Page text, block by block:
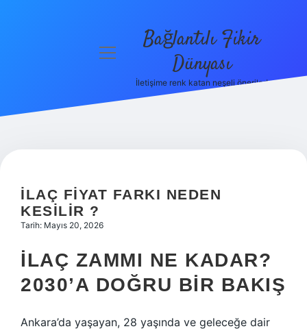
Hakkımızda
menüyü
Bağlantılı Fikir
Dünyası
İletişime renk katan neşeli öneriler!
İLAÇ FIYAT FARKI NEDEN
KESILIR ?
Tarih: Mayıs 20, 2026
İLAÇ ZAMMI NE KADAR?
2030’A DOĞRU BIR BAKIŞ
Ankara’da yaşayan, 28 yaşında ve geleceğe dair